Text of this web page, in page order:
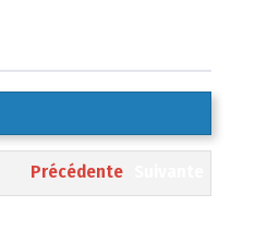
Précédente